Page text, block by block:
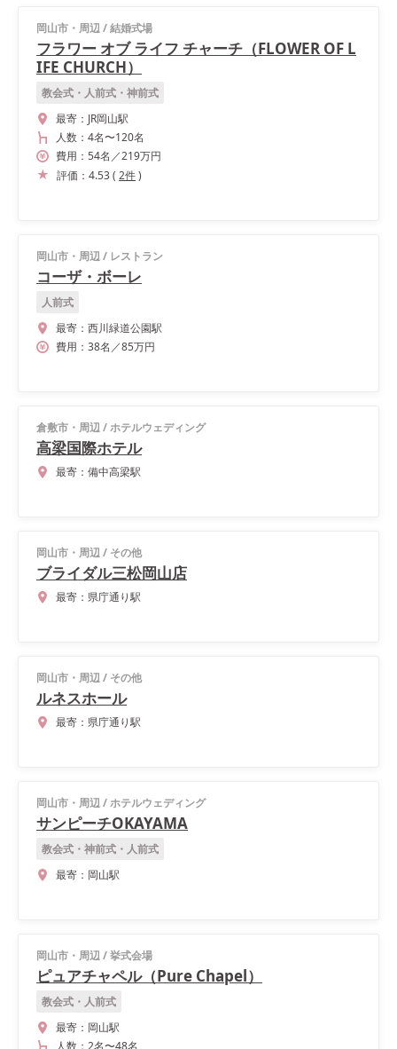
岡山市・周辺/結婚式場
フラワー オブ ライフ チャーチ（FLOWER OF L
IFE CHURCH）
教会式・人前式・神前式
最寄： JR岡山駅
人数： 4名〜120名
費用： 54名 ／219万円
評価： 4.53( 2件)
岡山市・周辺/ レストラン
コーザ・ボーレ
人前式
最寄： 西川緑道公園駅
費用： 38名 ／85万円
倉敷市・周辺/ホテルウェディング
高梁国際ホテル
最寄： 備中高梁駅
岡山市・周辺/ その他
ブライダル三松岡山店
最寄： 県庁通り駅
岡山市・周辺/ その他
ルネスホール
最寄： 県庁通り駅
岡山市・周辺/ホテルウェディング
サンピーチOKAYAMA
教会式・神前式・人前式
最寄： 岡山駅
岡山市・周辺/挙式会場
ピュアチャペル（Pure Chapel）
教会式・人前式
最寄： 岡山駅
人数： 2名〜48名